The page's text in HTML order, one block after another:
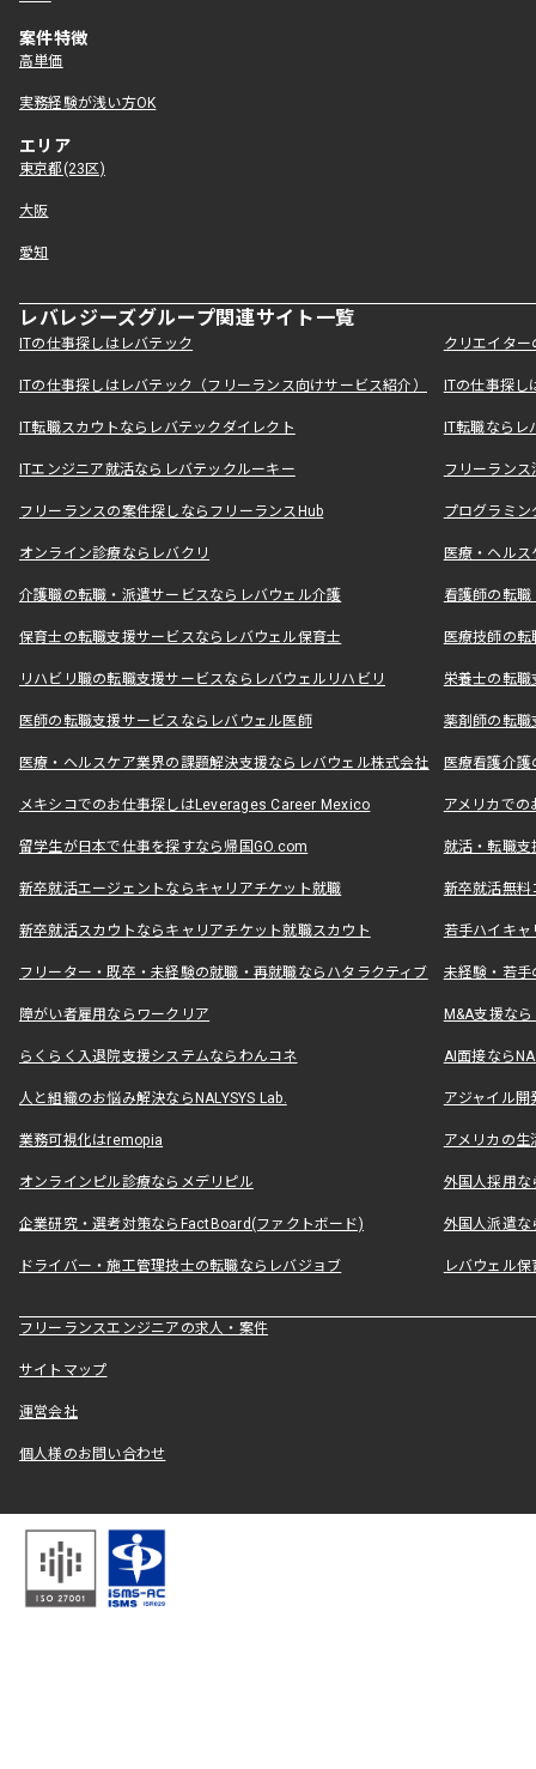
案件特徴
高単価
実務経験が浅い方OK
エリア
東京都(23区)
大阪
愛知
レバレジーズグループ関連サイト一覧
ITの仕事探しはレバテック クリエイタ
ITの仕事探しはレバテック（フリーランス向けサービス紹介） ITの仕事探
IT転職スカウトならレバテックダイレクト IT転職なら
ITエンジニア就活ならレバテックルーキー フリーラン
フリーランスの案件探しならフリーランスHub プログラミ
オンライン診療ならレバクリ 医療・ヘル
介護職の転職・派遣サービスならレバウェル介護 看護師の転
保育士の転職支援サービスならレバウェル保育士 医療技師の
リハビリ職の転職支援サービスならレバウェルリハビリ 栄養士の転
医師の転職支援サービスならレバウェル医師 薬剤師の転
医療・ヘルスケア業界の課題解決支援ならレバウェル株式会社 医療看護介
メキシコでのお仕事探しはLeverages Career Mexico アメリカで
留学生が日本で仕事を探すなら帰国GO.com 就活・転職
新卒就活エージェントならキャリアチケット就職 新卒就活無料
新卒就活スカウトならキャリアチケット就職スカウト 若手ハイキ
フリーター・既卒・未経験の就職・再就職ならハタラクティブ 未経験・若手
障がい者雇用ならワークリア M&A支援な
らくらく入退院支援システムならわんコネ AI面接なら
人と組織のお悩み解決ならNALYSYS Lab. アジャイル
業務可視化はremopia アメリカの
オンラインピル診療ならメデリピル 外国人採用
企業研究・選考対策ならFactBoard(ファクトボード) 外国人派遣な
ドライバー・施工管理技士の転職ならレバジョブ レバウェル
フリーランスエンジニアの求人・案件
サイトマップ
運営会社
個人様のお問い合わせ